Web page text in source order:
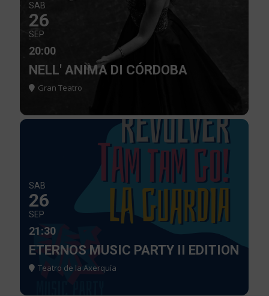
SAB
26
SEP
20:00
NELL' ANIMA DI CÓRDOBA
Gran Teatro
SAB
26
SEP
21:30
ETERNOS MUSIC PARTY II EDITION
Teatro de la Axerquía